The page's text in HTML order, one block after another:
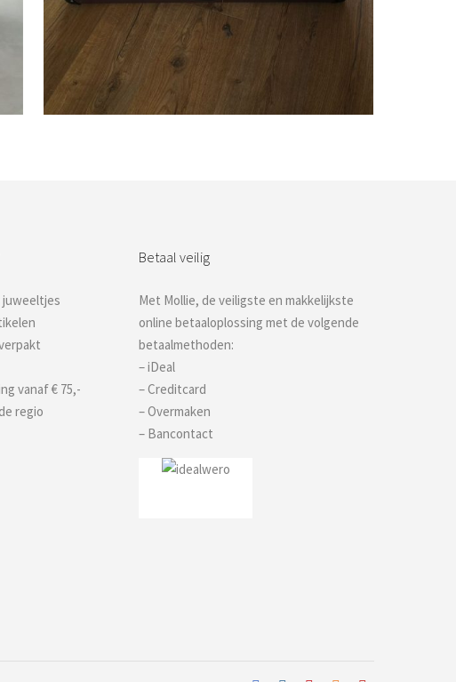
juweeltjes
vanaf € 75,-
regio
Betaal veilig
Met Mollie, de veiligste en makkelijkste
online betaaloplossing met de volgende
betaalmethoden:
– iDeal
– Creditcard
– Overmaken
– Bancontact